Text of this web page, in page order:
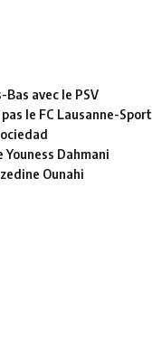
avec le PSV
le FC Lausanne-Sport
Dahmani
Ounahi